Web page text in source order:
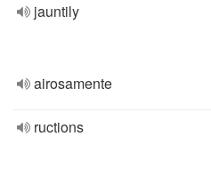
jauntily
airosamente
ructions